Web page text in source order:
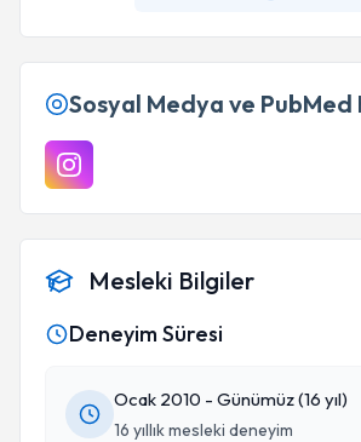
Sosyal Medya ve PubMed
Mesleki Bilgiler
Deneyim Süresi
Ocak 2010 - Günümüz (16 yıl)
16 yıllık mesleki deneyim